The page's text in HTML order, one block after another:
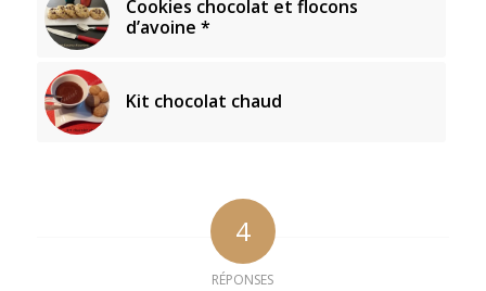
Cookies chocolat et flocons
d’avoine *
Kit chocolat chaud
4
RÉPONSES